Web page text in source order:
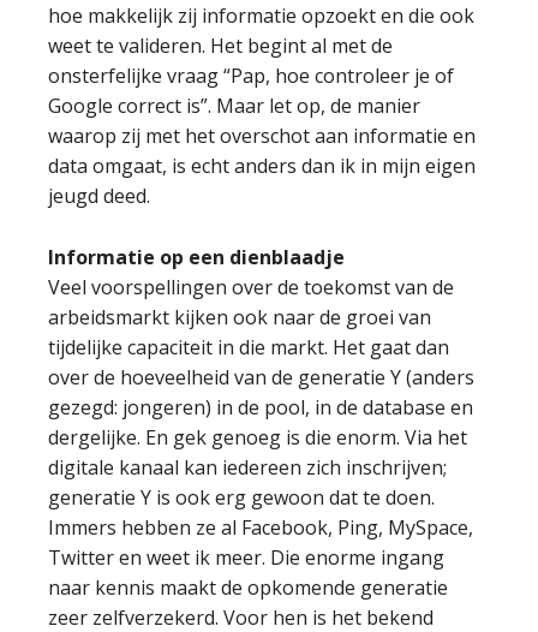
hoe makkelijk zij informatie opzoekt en die ook
weet te valideren. Het begint al met de
onsterfelijke vraag “Pap, hoe controleer je of
Google correct is”. Maar let op, de manier
waarop zij met het overschot aan informatie en
data omgaat, is echt anders dan ik in mijn eigen
jeugd deed.
Informatie op een dienblaadje
Veel voorspellingen over de toekomst van de
arbeidsmarkt kijken ook naar de groei van
tijdelijke capaciteit in die markt. Het gaat dan
over de hoeveelheid van de generatie Y (anders
gezegd: jongeren) in de pool, in de database en
dergelijke. En gek genoeg is die enorm. Via het
digitale kanaal kan iedereen zich inschrijven;
generatie Y is ook erg gewoon dat te doen.
Immers hebben ze al Facebook, Ping, MySpace,
Twitter en weet ik meer. Die enorme ingang
naar kennis maakt de opkomende generatie
zeer zelfverzekerd. Voor hen is het bekend